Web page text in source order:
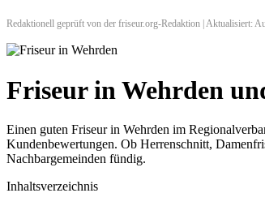
Redaktionell geprüft von der friseur.org-Redaktion | Aktualisiert:
Friseur in Wehrden
Einen guten Friseur in Wehrden im
Kundenbewertungen. Ob Herrenschnitt,
Nachbargemeinden fündig.
Inhaltsverzeichnis